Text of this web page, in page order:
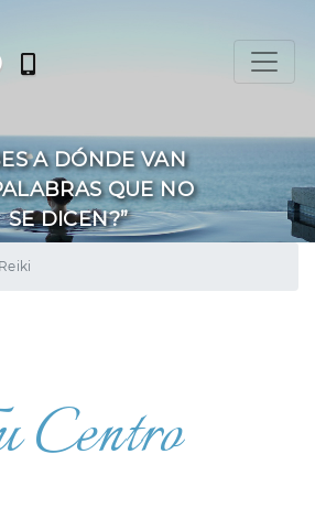
A DÓNDE VAN
QUE NO
DICEN?”
CUANDO
HACER Y NO
Reiki
Centro